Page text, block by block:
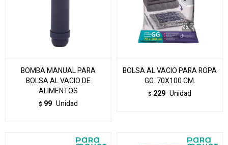
BOMBA MANUAL PARA
BOLSA AL VACIO DE
ALIMENTOS
$ 99 Unidad
BOLSA AL VACIO PARA ROPA
GG. 70X100 CM.
$ 229 Unidad